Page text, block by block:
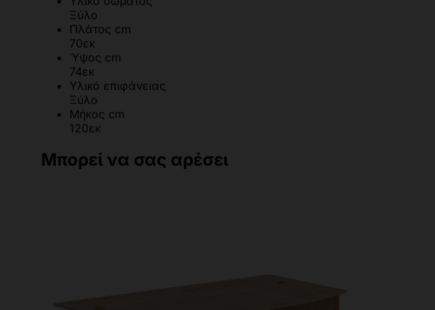
Ξύλο
Πλάτος cm
70εκ
Ύψος cm
74εκ
Υλικό επιφάνειας
Ξύλο
Μήκος cm
120εκ
Μπορεί να σας αρέσει